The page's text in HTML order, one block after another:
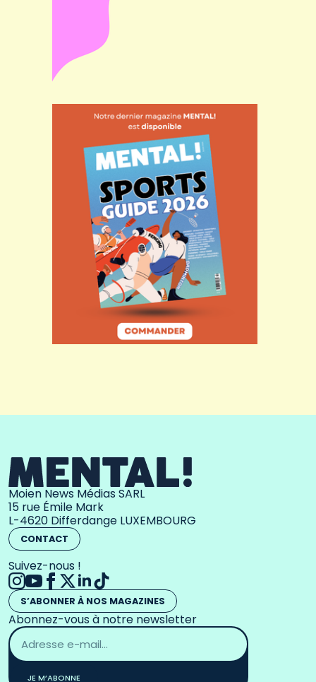
Moien News Médias SARL
15 rue Émile Mark
L-4620 Differdange LUXEMBOURG
CONTACT
Suivez-nous !
S’ABONNER À NOS MAGAZINES
Abonnez-vous à notre newsletter
Adresse
email
*
JE M’ABONNE